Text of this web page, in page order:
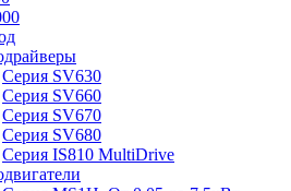
Серия SV630
Серия SV660
Серия SV670
Серия SV680
Серия IS810 MultiDrive